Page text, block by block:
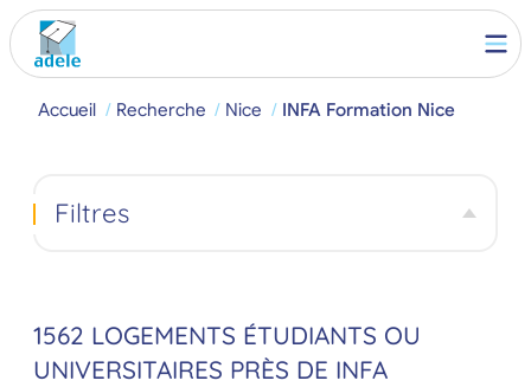
Accueil Recherche Nice INFA Formation Nice
1562 LOGEMENTS ÉTUDIANTS OU
UNIVERSITAIRES PRÈS DE INFA
Filtres